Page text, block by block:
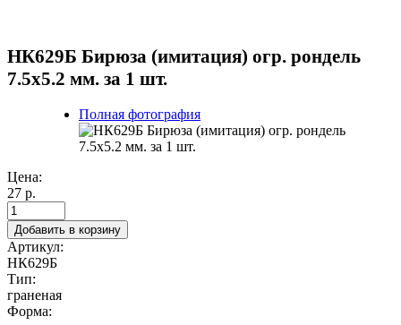
НК629Б Бирюза (имитация) огр. рондель
7.5х5.2 мм. за 1 шт.
Полная фотография
Цена:
27 р.
Добавить в корзину
Артикул:
НК629Б
Тип:
граненая
Форма: